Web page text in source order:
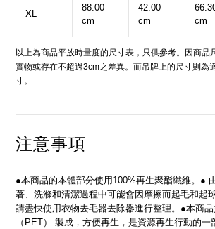
XL
88.00
cm
42.00
cm
cm
以上為商品平放時量度的尺寸表，只供參考。因商品
實物或存在不超過3cm之差異。而吊牌上的尺寸則為
寸。
注意事項
●本商品的本體部分使用100%再生聚酯纖維。●
著、洗滌和清潔過程中可能會因摩擦而起毛和起
請盡快使用衣物去毛器去除器進行整理。●本商
（PET） 製成，方便再生，是資源再生行動的